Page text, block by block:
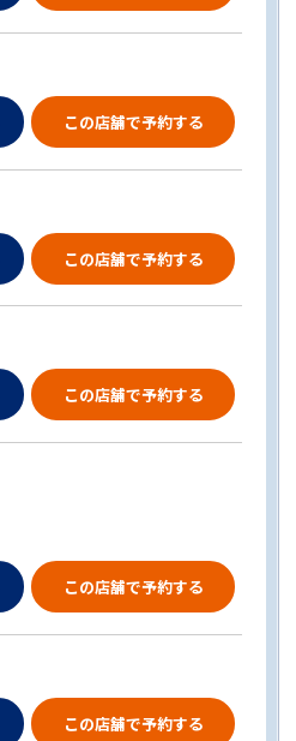
この店舗で予約する
この店舗で予約する
この店舗で予約する
この店舗で予約する
この店舗で予約する